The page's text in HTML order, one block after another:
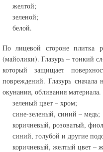
желтой;
зеленой;
белой.
По лицевой стороне плитка
(майолики). Глазурь – тонкий
который защищает
повреждений. Глазурь
окунания, обливания
зеленый цвет – хром;
сине-зеленый, синий – медь;
коричневый, розоватый,
синий, голубой и другие
коричневый, желтый цвет –